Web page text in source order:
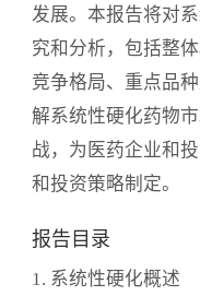
发展。本报告将对
究和分析，包括整
竞争格局、重点品
解系统性硬化药物
战，为医药企业和
和投资策略制定。
报告目录
1. 系统性硬化概述